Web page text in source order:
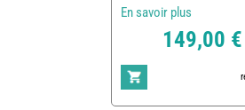
En savoir plus
149,00 €